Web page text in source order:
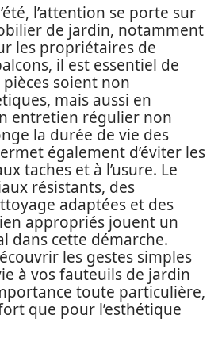
l’attention se porte sur
de jardin, notamment
les propriétaires de
il est essentiel de
soient non
mais aussi en
entretien régulier non
la durée de vie des
également d’éviter les
taches et à l’usure. Le
résistants, des
adaptées et des
appropriés jouent un
dans cette démarche.
les gestes simples
à vos fauteuils de jardin
toute particulière,
que pour l’esthétique